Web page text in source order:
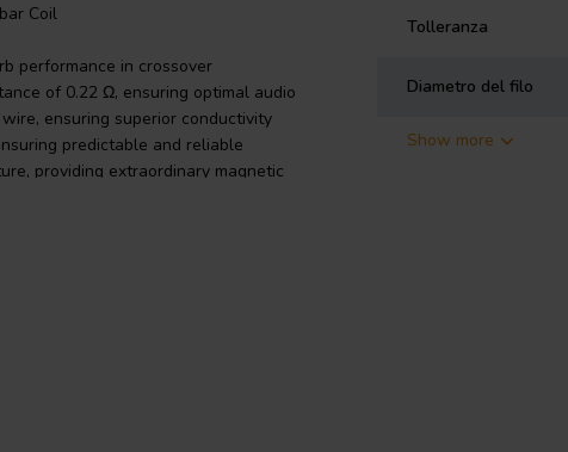
Coil
performance in crossover
of 0.22 Ω, ensuring optimal audio
ensuring superior conductivity
predictable and reliable
providing extraordinary magnetic
tinning length of 9mm. The coil
signal transmission for high-
Tolleranza
Diametro del filo
Show more